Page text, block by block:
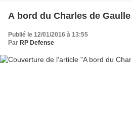
A bord du Charles de Gaulle
Publié le 12/01/2016 à 13:55
Par RP Defense